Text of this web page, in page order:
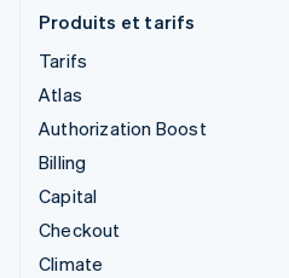
Produits et tarifs
Tarifs
Atlas
Authorization Boost
Billing
Capital
Checkout
Climate